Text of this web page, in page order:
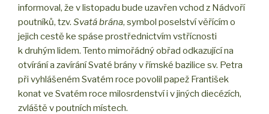
informoval, že v listopadu bude uzavřen vchod z Nádvoří
poutníků, tzv. Svatá brána, symbol poselství věřícím o
jejich cestě ke spáse prostřednictvím vstřícnosti
k druhým lidem. Tento mimořádný obřad odkazující na
otvírání a zavírání Svaté brány v římské bazilice sv. Petra
při vyhlášeném Svatém roce povolil papež František
konat ve Svatém roce milosrdenství i v jiných diecézích,
zvláště v poutních místech.